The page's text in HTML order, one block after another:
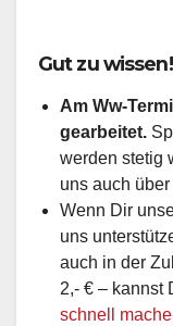
Gut zu wissen!
Am Ww-
gearbeitet.
werden stetig
uns auch
Wenn Dir
uns
auch in der
2,- € – kannst
schnell